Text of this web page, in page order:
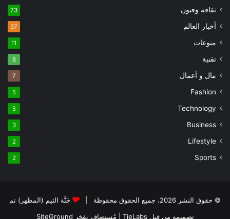
ثقافة وفنون 73
أخبار العالم 37
منوعات 11
تقنية 8
مال و أعمال 7
Fashion
5
Technology
5
Business
3
Lifestyle
2
Sports
2
© حقوق النشر 2026، جميع الحقوق محفوظة |
جَنَّة الثيم (المظهر) تم
تصميمه من قِبل TieLabs
| مُستضاف بفخر SiteGround